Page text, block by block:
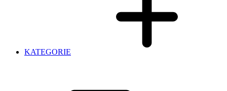
KATEGORIE